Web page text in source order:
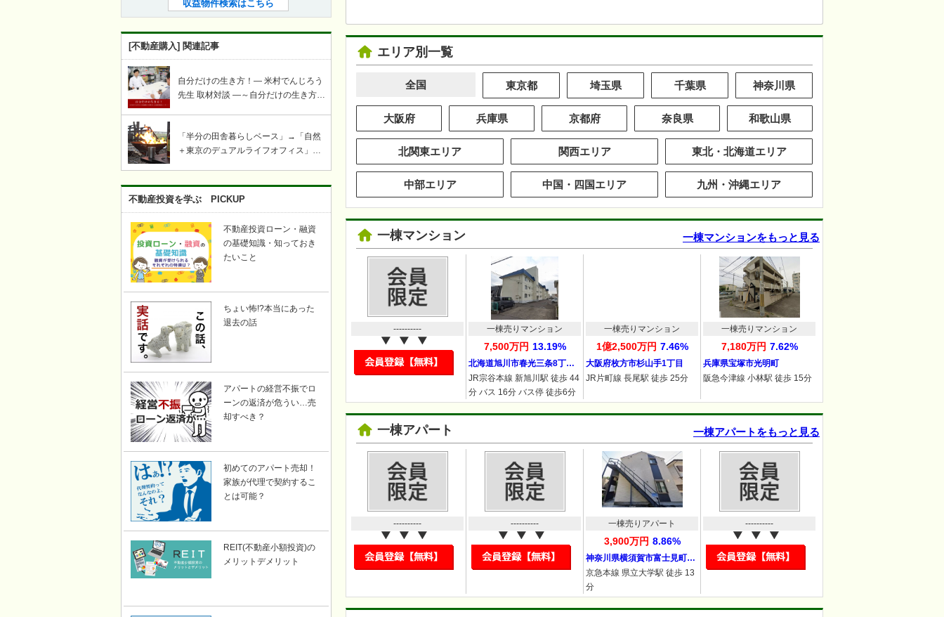
エリア別一覧
全国 東京都 埼玉県 千葉県 神奈川県
大阪府 兵庫県 京都府 奈良県 和歌山県
北関東エリア 関西エリア 東北・北海道エリア
中部エリア 中国・四国エリア 九州・沖縄エリア
一棟マンション 一棟マンションをもっと見る
----------
北海道旭川市春光三条8丁…
一棟売りマンション
7,500万円 13.19%
JR宗谷本線 新旭川駅 徒歩 44
分 バス 16分 バス停 徒歩6分
大阪府枚方市杉山手1丁目
一棟売りマンション
1億2,500万円 7.46%
JR片町線 長尾駅 徒歩 25分
兵庫県宝塚市光明町
一棟売りマンション
7,180万円 7.62%
阪急今津線 小林駅 徒歩 15分
一棟アパート 一棟アパートをもっと見る
---------- ----------
神奈川県横須賀市富士見町…
一棟売りアパート
3,900万円 8.86%
京急本線 県立大学駅 徒歩 13
分
----------
収益物件検索はこちら
[不動産購入] 関連記事
自分だけの生き方！― 米村でんじろう
先生 取材対談 ―～自分だけの生き方を
「半分の田舎暮らしベース」→「自然
＋東京のデュアルライフオフィス」
い自然豊かな川のそばで、上記キーワ
ードの不動産を探して｜KICHI6（キチ
ロク）
不動産投資を学ぶ PICKUP
不動産投資ローン・融資
の基礎知識・知っておき
たいこと
ちょい怖!?本当にあった
退去の話
アパートの経営不振でロ
ーンの返済が危うい…売
却すべき？
初めてのアパート売却！
家族が代理で契約するこ
とは可能？
REIT(不動産小額投資)の
メリットデメリット